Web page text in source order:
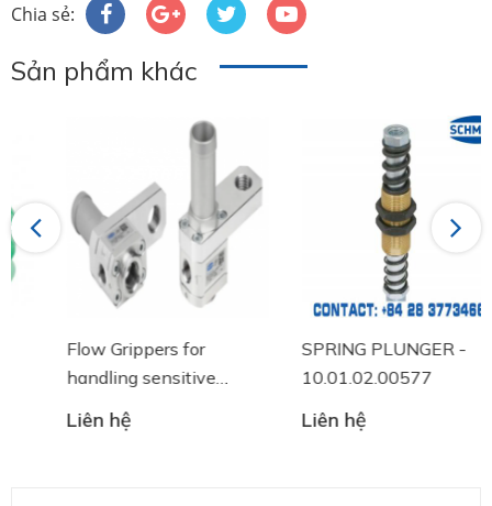
Chia sẻ:
Sản phẩm khác
Previous
Flow Grippers for
handling sensitive
components
Liên hệ
SPRING PLUNGER -
10.01.02.00577
Liên hệ
Next